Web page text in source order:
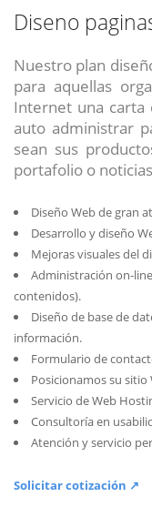
Diseno
Nuestro plan
para aquellas
Internet una carta
auto administrar
sean sus
portafolio o
Diseño Web de gran
Desarrollo y diseño
Mejoras visuales del
Administración on-
contenidos).
Diseño de base de
información.
Formulario de
Posicionamos su sitio
Servicio de Web
Consultoría en
Atención y servicio
Solicitar cotización ↗